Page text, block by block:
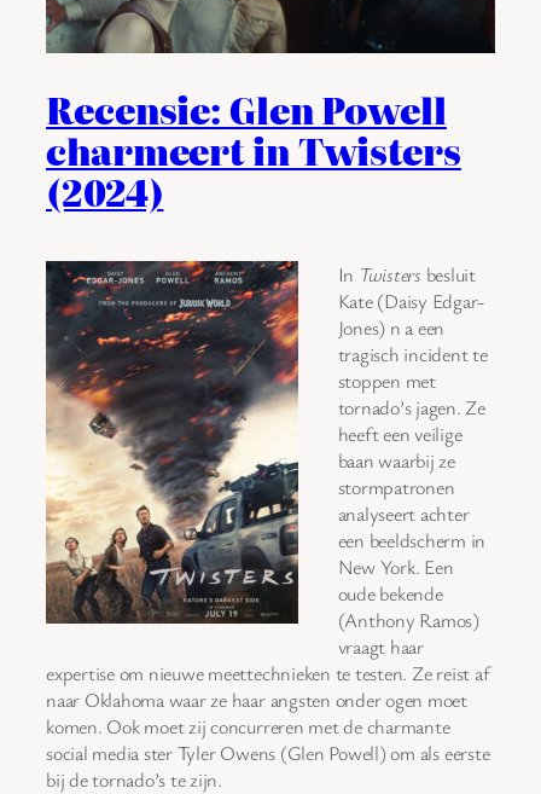
Recensie: Glen Powell
charmeert in Twisters
(2024)
In Twisters besluit
Kate (Daisy Edgar-
Jones) n a een
tragisch incident te
stoppen met
tornado’s jagen. Ze
heeft een veilige
baan waarbij ze
stormpatronen
analyseert achter
een beeldscherm in
New York. Een
oude bekende
(Anthony Ramos)
vraagt haar
expertise om nieuwe meettechnieken te testen. Ze reist af
naar Oklahoma waar ze haar angsten onder ogen moet
komen. Ook moet zij concurreren met de charmante
social media ster Tyler Owens (Glen Powell) om als eerste
bij de tornado’s te zijn.